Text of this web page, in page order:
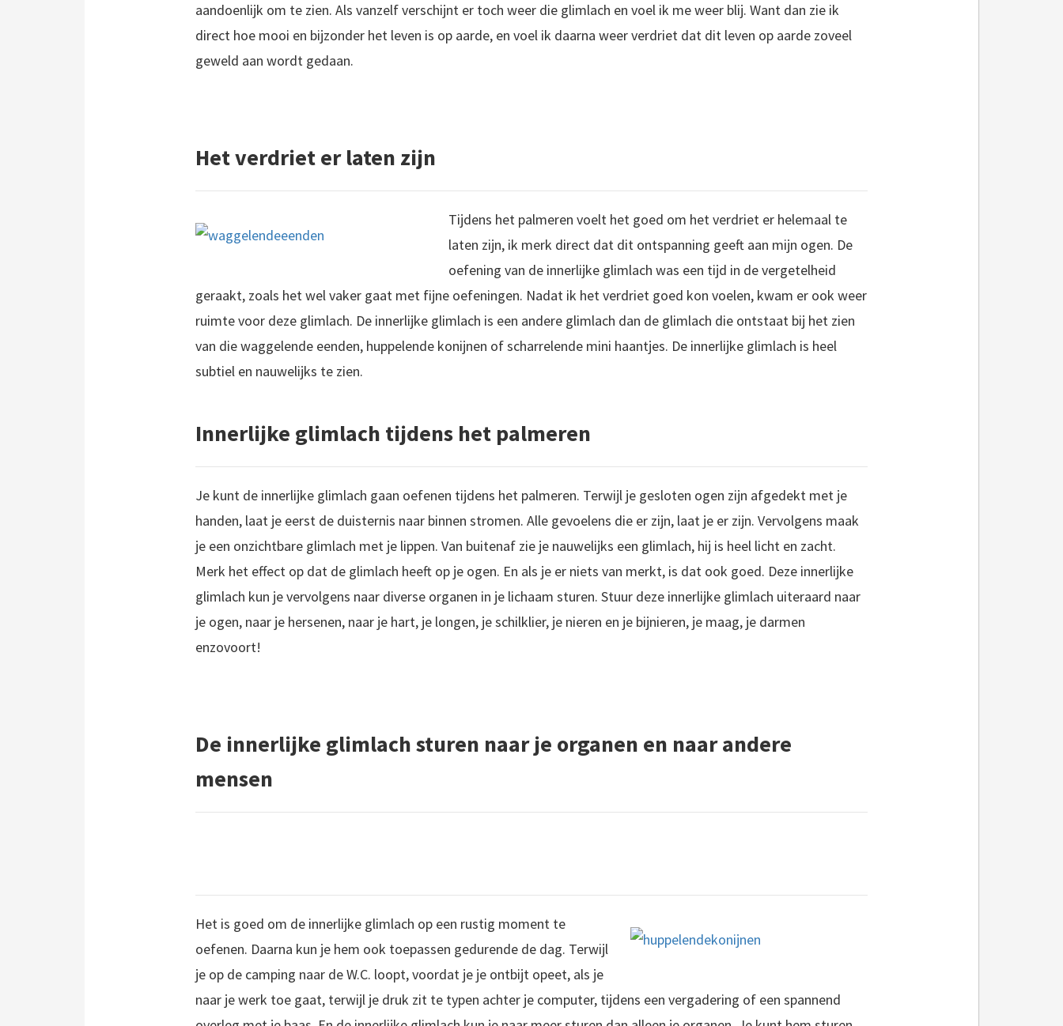
aandoenlijk om te zien. Als vanzelf verschijnt er toch weer die glimlach en voel ik me weer blij. Want dan zie ik
direct hoe mooi en bijzonder het leven is op aarde, en voel ik daarna weer verdriet dat dit leven op aarde zoveel
geweld aan wordt gedaan.
Het verdriet er laten zijn
Tijdens het palmeren voelt het goed om het verdriet er helemaal te
laten zijn, ik merk direct dat dit ontspanning geeft aan mijn ogen. De
oefening van de innerlijke glimlach was een tijd in de vergetelheid
geraakt, zoals het wel vaker gaat met fijne oefeningen. Nadat ik het verdriet goed kon voelen, kwam er ook weer
ruimte voor deze glimlach. De innerlijke glimlach is een andere glimlach dan de glimlach die ontstaat bij het zien
van die waggelende eenden, huppelende konijnen of scharrelende mini haantjes. De innerlijke glimlach is heel
subtiel en nauwelijks te zien.
Innerlijke glimlach tijdens het palmeren
Je kunt de innerlijke glimlach gaan oefenen tijdens het palmeren. Terwijl je gesloten ogen zijn afgedekt met je
handen, laat je eerst de duisternis naar binnen stromen. Alle gevoelens die er zijn, laat je er zijn. Vervolgens maak
je een onzichtbare glimlach met je lippen. Van buitenaf zie je nauwelijks een glimlach, hij is heel licht en zacht.
Merk het effect op dat de glimlach heeft op je ogen. En als je er niets van merkt, is dat ook goed. Deze innerlijke
glimlach kun je vervolgens naar diverse organen in je lichaam sturen. Stuur deze innerlijke glimlach uiteraard naar
je ogen, naar je hersenen, naar je hart, je longen, je schilklier, je nieren en je bijnieren, je maag, je darmen
enzovoort!
De innerlijke glimlach sturen naar je organen en naar andere
mensen
Het is goed om de innerlijke glimlach op een rustig moment te
oefenen. Daarna kun je hem ook toepassen gedurende de dag. Terwijl
je op de camping naar de W.C. loopt, voordat je je ontbijt opeet, als je
naar je werk toe gaat, terwijl je druk zit te typen achter je computer, tijdens een vergadering of een spannend